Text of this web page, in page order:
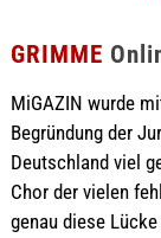
GRIMME
MiGAZIN wurde
Begründung der
Deutschland viel
Chor der vielen
genau diese